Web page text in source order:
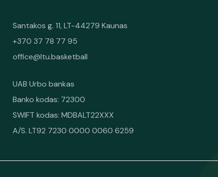
Santakos g. 11, LT-44279 Kaunas
+370 37 78 77 95
office@ltu.basketball
UAB Urbo bankas
Banko kodas: 72300
SWIFT kodas: MDBALT22XXX
A/S. LT92 7230 0000 0060 6259